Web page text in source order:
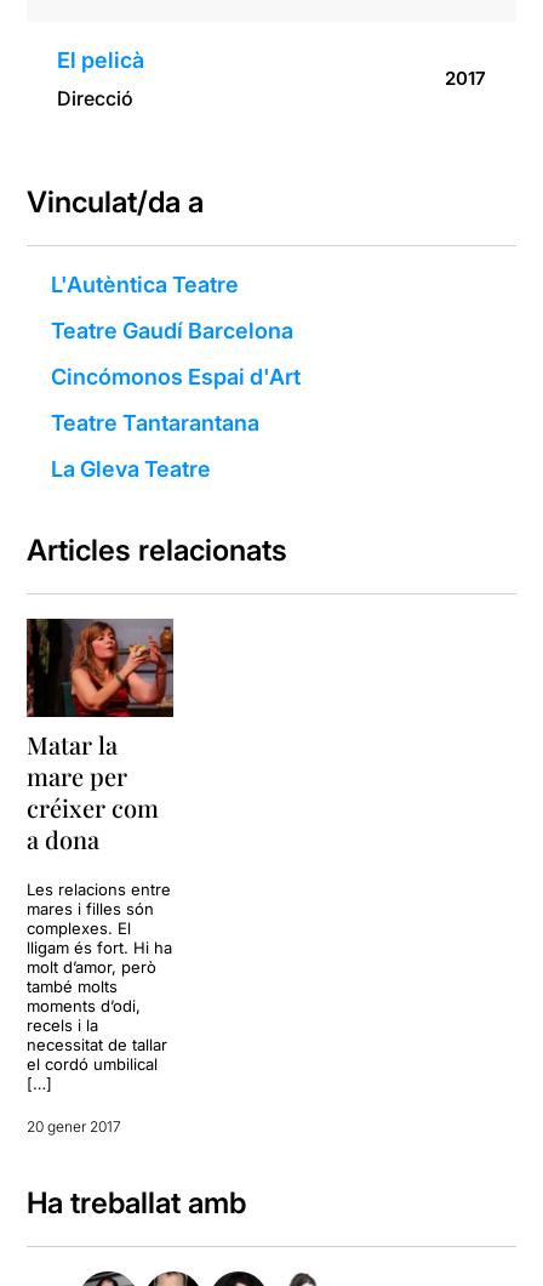
El pelicà
Direcció
2017
Vinculat/da a
L'Autèntica Teatre
Teatre Gaudí Barcelona
Cincómonos Espai d'Art
Teatre Tantarantana
La Gleva Teatre
Articles relacionats
Matar la
mare per
créixer com
a dona
Les relacions entre
mares i filles són
complexes. El
lligam és fort. Hi ha
molt d’amor, però
també molts
moments d’odi,
recels i la
necessitat de tallar
el cordó umbilical
[…]
20 gener 2017
Ha treballat amb